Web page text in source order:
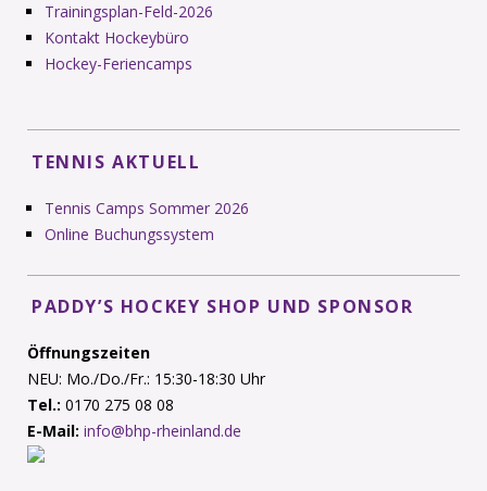
Trainingsplan-Feld-2026
Kontakt Hockeybüro
Hockey-Feriencamps
TENNIS AKTUELL
Tennis Camps Sommer 2026
Online Buchungssystem
PADDY’S HOCKEY SHOP UND SPONSOR
Öffnungszeiten
NEU: Mo./Do./Fr.: 15:30-18:30 Uhr
Tel.: 0170 275 08 08
E-Mail: info@bhp-rheinland.de